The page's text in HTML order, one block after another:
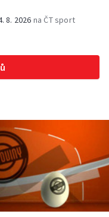
8. 2026 na ČT sport